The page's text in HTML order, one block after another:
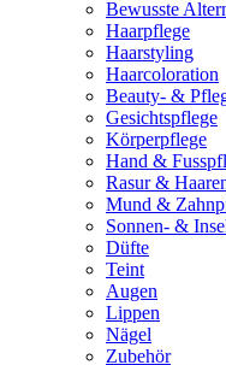
Bewusste
Haarpflege
Haarstyling
Haarcoloration
Beauty- &
Gesichtspflege
Körperpflege
Hand &
Rasur &
Mund &
Sonnen- &
Düfte
Teint
Augen
Lippen
Nägel
Zubehör